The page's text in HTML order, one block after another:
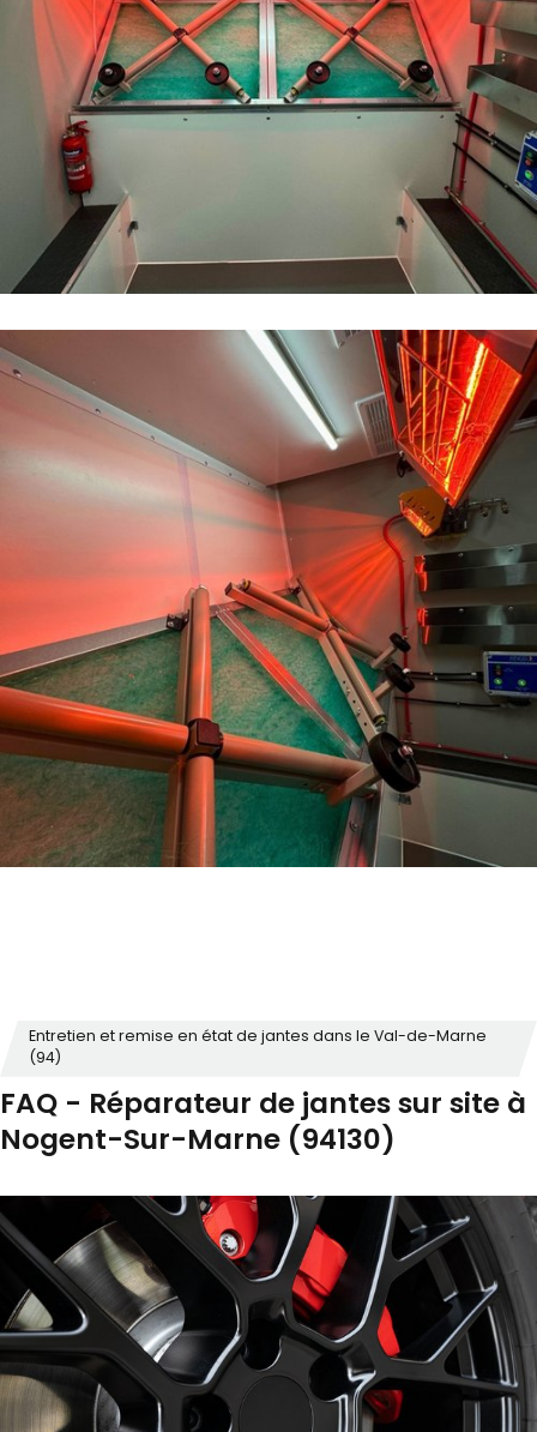
FAQ - Réparateur de jantes sur site à
Nogent-Sur-Marne (94130)
Entretien et remise en état de jantes dans le Val-de-Marne
(94)